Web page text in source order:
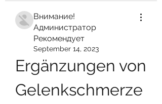
Внимание!
Администратор
Рекомендует
September 14, 2023
Ergänzungen von
Gelenkschmerze